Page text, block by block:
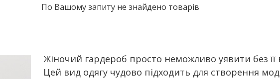
Жіночий гардероб просто неможливо уявити без її
Цей вид одягу чудово підходить для створення
По Вашому запиту не знайдено товарів